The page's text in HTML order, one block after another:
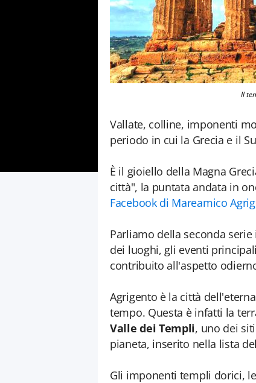
Il
Vallate, colline, imponenti
periodo in cui la Grecia e il
È il gioiello della Magna
città", la puntata andata in
Facebook di Mareamico
Parliamo della seconda
dei luoghi, gli eventi
contribuito all'aspetto
Agrigento è la città
tempo. Questa è infatti la
Valle dei Templi, uno dei
pianeta, inserito nella lista
Gli imponenti templi dorici,